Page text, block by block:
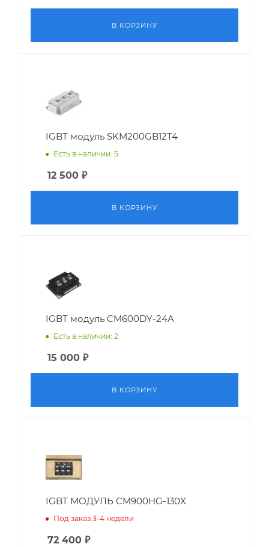
В КОРЗИНУ
IGBT модуль SKM200GB12T4
Есть в наличии: 5
12 500 ₽
В КОРЗИНУ
IGBT модуль CM600DY-24A
Есть в наличии: 2
15 000 ₽
В КОРЗИНУ
IGBT МОДУЛЬ CM900HG-130X
Под заказ 3-4 недели
72 400 ₽